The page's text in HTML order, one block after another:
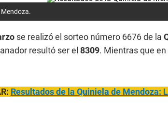
se realizó el sorteo número 6676 de la
resultó ser el 8309. Mientras que en
Resultados de la Quiniela de Mendoza: